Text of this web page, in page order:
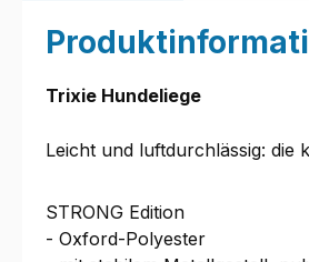
Trixie Hundeliege
Leicht und luftdurchlässig: die
STRONG Edition
- Oxford-Polyester